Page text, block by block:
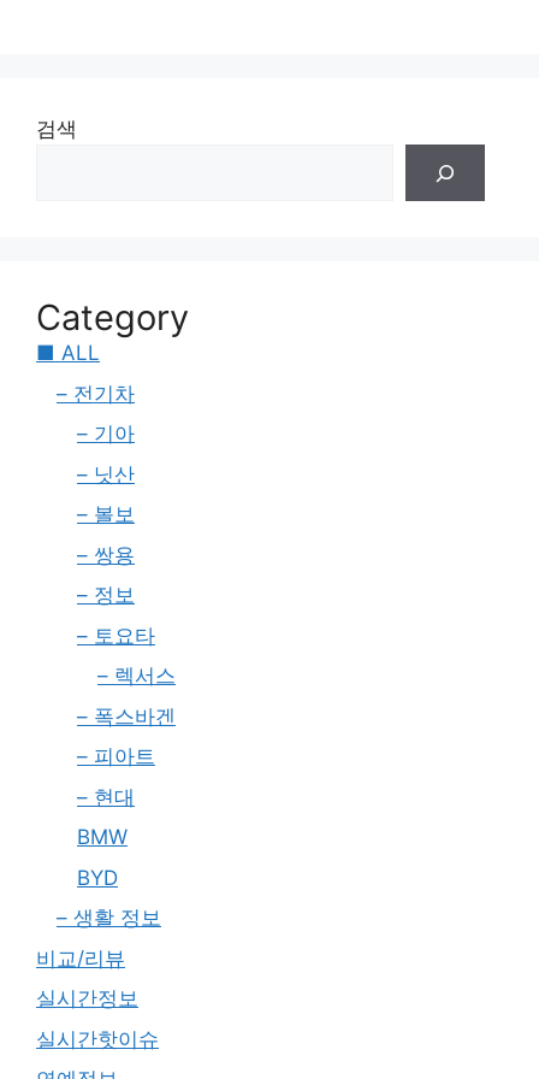
검색
Category
■ ALL
– 전기차
– 기아
– 닛산
– 볼보
– 쌍용
– 정보
– 토요타
– 렉서스
– 폭스바겐
– 피아트
– 현대
BMW
BYD
– 생활 정보
비교/리뷰
실시간정보
실시간핫이슈